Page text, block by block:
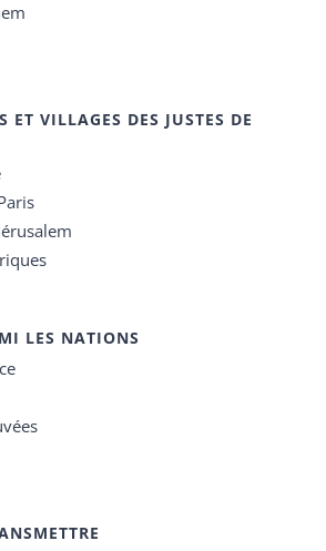
ET VILLAGES DES JUSTES DE
LES NATIONS